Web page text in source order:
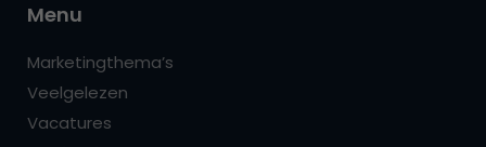
Menu
Marketingthema’s
Veelgelezen
Vacatures